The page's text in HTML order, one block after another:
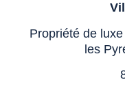
Propriété de
les